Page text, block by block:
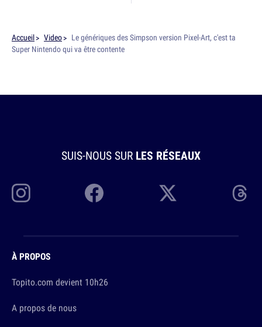
Accueil Video
Le génériques des Simpson version Pixel-Art, c'est ta
Super Nintendo qui va être contente
SUIS-NOUS SUR LES RÉSEAUX
À PROPOS
Topito.com devient 10h26
A propos de nous